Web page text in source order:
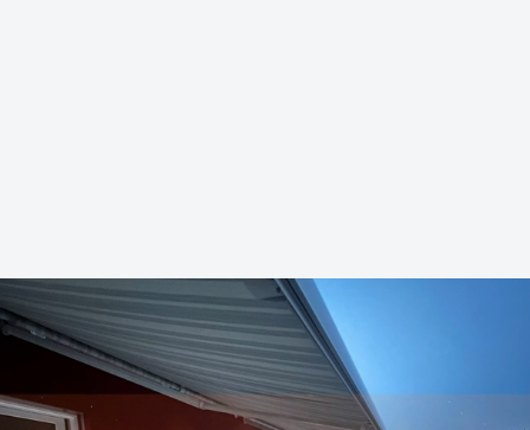
Elles résistent aux taches, à la moisissure et à la pourriture et
restent belles et fonctionnelles pendant de nombreuses
années.
Grâce à la qualité supérieure de nos dalles à clipser WPC avec